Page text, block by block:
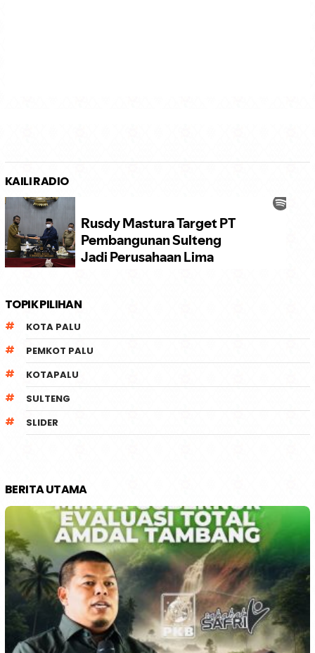
KAILI RADIO
TOPIK PILIHAN
KOTA PALU
PEMKOT PALU
KOTAPALU
SULTENG
SLIDER
BERITA UTAMA